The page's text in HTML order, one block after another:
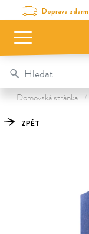
Na obsah stránky
Na seznam obsahu
Na menu Doprava
Table Of Content
Hřebíček celý
Objevte další poklady
Domovská stránka
ZPĚT